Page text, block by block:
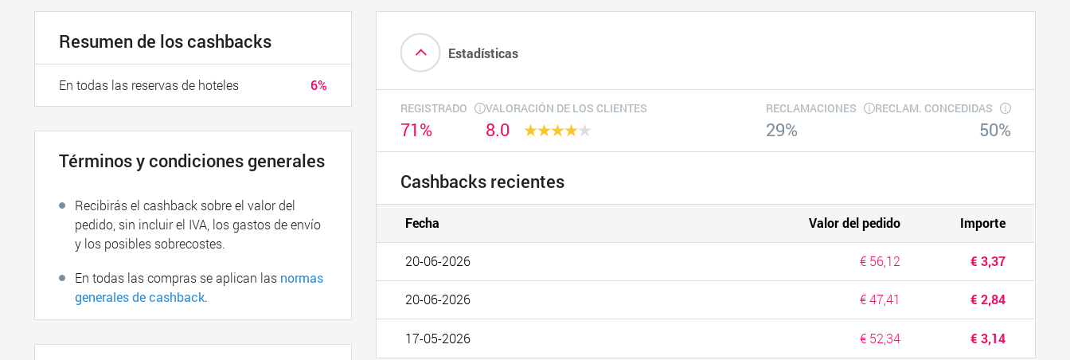
Estadísticas
REGISTRADO
71%
VALORACIÓN DE LOS CLIENTES
8.0
RECLAMACIONES
29%
RECLAM. CONCEDIDAS
50%
Cashbacks recientes
Fecha Valor del pedido Importe
20-06-2026 € 56,12 € 3,37
20-06-2026 € 47,41 € 2,84
17-05-2026 € 52,34 € 3,14
Resumen de los cashbacks
6%
En todas las reservas de hoteles
Términos y condiciones generales
Recibirás el cashback sobre el valor del
pedido, sin incluir el IVA, los gastos de envío
y los posibles sobrecostes.
En todas las compras se aplican las normas
generales de cashback.